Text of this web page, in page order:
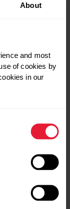
About
and most
of cookies by
in our
安定した内容